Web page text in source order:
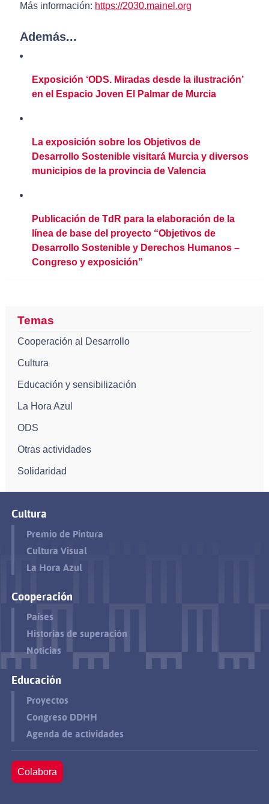
Más información: https://2030.mainel.org
Además...
Exposición ‘ODS. Miradas desde la ilustración’
en el Espacio Joven El Palmar de Murcia
La exposición sobre los Objetivos de
Desarrollo Sostenible visitará Murcia y diversos
municipios de la provincia de Valencia
Publicación de TdR para la elaboración de la
línea de base del proyecto “Objetivos de
Desarrollo Sostenible y Derechos Humanos –
Congreso y exposición”
Temas
Cooperación al Desarrollo
Cultura
Educación y sensibilización
La Hora Azul
ODS
Otras actividades
Solidaridad
Cultura
Premio de Pintura
Cultura Visual
La Hora Azul
Cooperación
Países
Historias de superación
Noticias
Educación
Proyectos
Congreso DDHH
Agenda de actividades
Colabora